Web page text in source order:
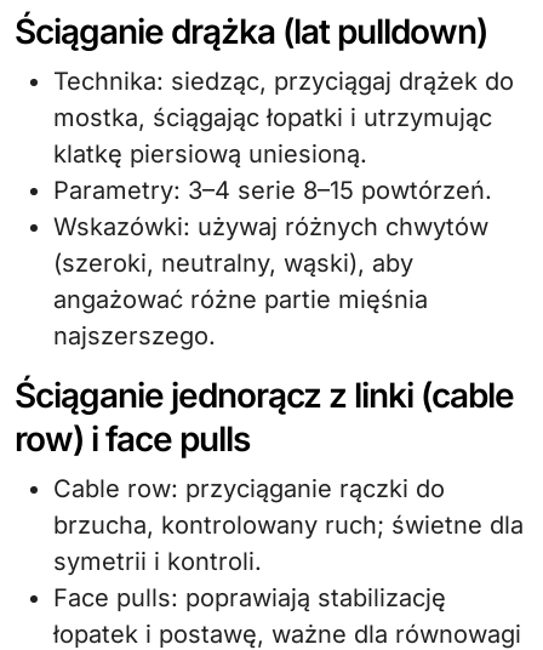
Ściąganie drążka (lat pulldown)
Technika: siedząc, przyciągaj drążek do
mostka, ściągając łopatki i utrzymując
klatkę piersiową uniesioną.
Parametry: 3–4 serie 8–15 powtórzeń.
Wskazówki: używaj różnych chwytów
(szeroki, neutralny, wąski), aby
angażować różne partie mięśnia
najszerszego.
Ściąganie jednorącz z linki (cable
row) i face pulls
Cable row: przyciąganie rączki do
brzucha, kontrolowany ruch; świetne dla
symetrii i kontroli.
Face pulls: poprawiają stabilizację
łopatek i postawę, ważne dla równowagi